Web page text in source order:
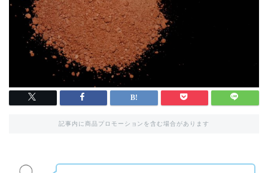
記事内に商品プロモーションを含む場合があります